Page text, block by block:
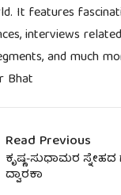
It features
interviews
and much
Bhat
Read Previous
ಕೃಷ್ಣ-ಸುಧಾಮರ
ದ್ವಾರಕಾ